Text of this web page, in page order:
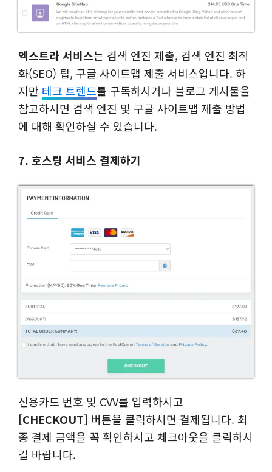
엑스트라 서비스는 검색 엔진 제출, 검색 엔진 최적
화(SEO) 팁, 구글 사이트맵 제출 서비스입니다. 하
지만 테크 트렌드를 구독하시거나 블로그 게시물을
참고하시면 검색 엔진 및 구글 사이트맵 제출 방법
에 대해 확인하실 수 있습니다.
7. 호스팅 서비스 결제하기
신용카드 번호 및 CVV를 입력하시고
[CHECKOUT] 버튼을 클릭하시면 결제됩니다. 최
종 결제 금액을 꼭 확인하시고 체크아웃을 클릭하시
길 바랍니다.